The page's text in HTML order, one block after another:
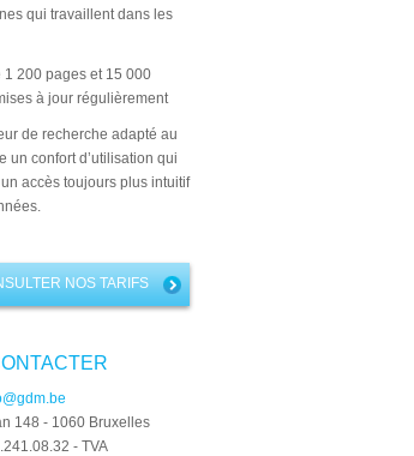
qui travaillent dans les
1 200 pages et 15 000
à jour régulièrement
de recherche adapté au
un confort d’utilisation qui
accès toujours plus intuitif
NOS TARIFS
148 - 1060 Bruxelles
- TVA